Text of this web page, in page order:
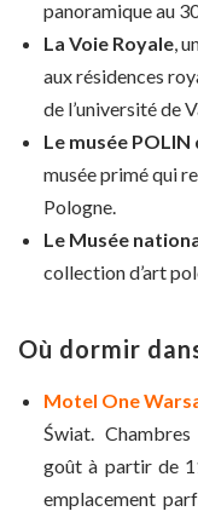
panoramique au
La Voie Royale,
aux résidences
de l’université de
Le musée
musée primé qui
Pologne.
Le Musée
collection d’art
Où dormir
Motel One
Świat.
goût à partir de
emplacement